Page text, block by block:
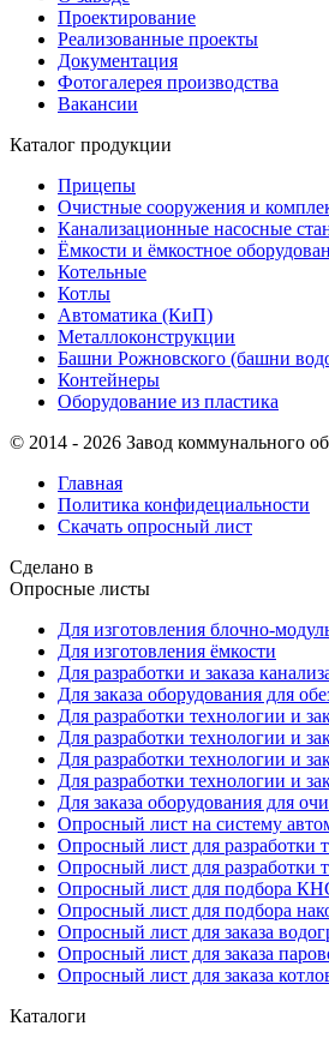
Проектирование
Реализованные проекты
Документация
Фотогалерея производства
Вакансии
Каталог продукции
Прицепы
Очистные сооружения и
Канализационные насосные
Ёмкости и ёмкостное
Котельные
Котлы
Автоматика (КиП)
Металлоконструкции
Башни Рожновского (башни
Контейнеры
Оборудование из пластика
© 2014 - 2026 Завод коммунального
Главная
Политика конфидециальности
Скачать опросный лист
Сделано в
Опросные листы
Для изготовления блочно-
Для изготовления ёмкости
Для разработки и заказа
Для заказа оборудования для
Для разработки технологии и
Для разработки технологии и
Для разработки технологии и
Для разработки технологии и
Для заказа оборудования для
Опросный лист на систему
Опросный лист для разработки
Опросный лист для разработки
Опросный лист для подбора
Опросный лист для подбора
Опросный лист для заказа
Опросный лист для заказа
Опросный лист для заказа
Каталоги